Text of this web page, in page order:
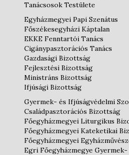
Tanácsosok Testülete
Egyházmegyei Papi Szenátus
Főszékesegyházi Káptalan
EKKE Fenntartói Tanács
Cigánypasztorációs Tanács
Gazdasági Bizottság
Fejlesztési Bizottság
Ministráns Bizottság
Ifjúsági Bizottság
Gyermek- és Ifjúságvédelmi
Családpasztorációs Bizottság
Főegyházmegyei Liturgikus
Főegyházmegyei Kateketikai
Főegyházmegyei
Egri Főegyházmegye